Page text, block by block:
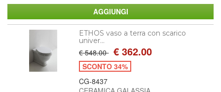
ETHOS vaso a terra con scarico
univer...
€ 548.00 € 362.00
SCONTO 34%
CG-8437